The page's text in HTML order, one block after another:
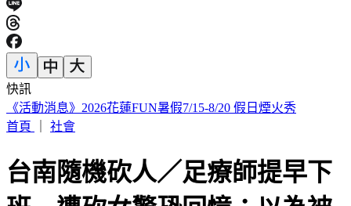
快訊
印度女與兄大吵後暴走！ 竟朝9月大姪子嘴裡「猛灌強力
膠」
台南隨機砍人／足療師提早下